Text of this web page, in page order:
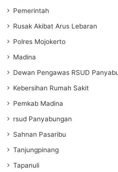
Pemerintah
Rusak Akibat Arus Lebaran
Polres Mojokerto
Madina
Dewan Pengawas RSUD
Kebersihan Rumah Sakit
Pemkab Madina
rsud Panyabungan
Sahnan Pasaribu
Tanjungpinang
Tapanuli